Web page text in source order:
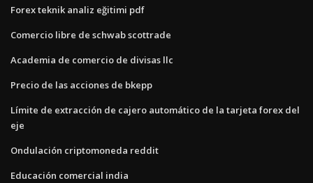
Forex teknik analiz eğitimi pdf
Comercio libre de schwab scottrade
Academia de comercio de divisas llc
Precio de las acciones de bkepp
Límite de extracción de cajero automático de la tarjeta forex del
eje
Ondulación criptomoneda reddit
Educación comercial india